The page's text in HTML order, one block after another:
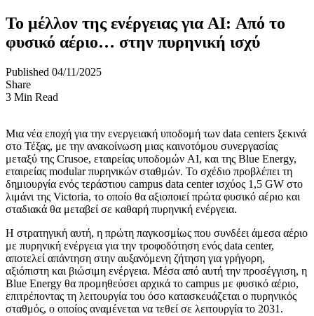
Το μέλλον της ενέργειας για AI: Από το
φυσικό αέριο… στην πυρηνική ισχύ
Published 04/11/2025
Share
3 Min Read
Μια νέα εποχή για την ενεργειακή υποδομή των data centers ξεκινά
στο Τέξας, με την ανακοίνωση μιας καινοτόμου συνεργασίας
μεταξύ της Crusoe, εταιρείας υποδομών AI, και της Blue Energy,
εταιρείας modular πυρηνικών σταθμών. Το σχέδιο προβλέπει τη
δημιουργία ενός τεράστιου campus data center ισχύος 1,5 GW στο
λιμάνι της Victoria, το οποίο θα αξιοποιεί πρώτα φυσικό αέριο και
σταδιακά θα μεταβεί σε καθαρή πυρηνική ενέργεια.
Η στρατηγική αυτή, η πρώτη παγκοσμίως που συνδέει άμεσα αέριο
με πυρηνική ενέργεια για την τροφοδότηση ενός data center,
αποτελεί απάντηση στην αυξανόμενη ζήτηση για γρήγορη,
αξιόπιστη και βιώσιμη ενέργεια. Μέσα από αυτή την προσέγγιση, η
Blue Energy θα προμηθεύσει αρχικά το campus με φυσικό αέριο,
επιτρέποντας τη λειτουργία του όσο κατασκευάζεται ο πυρηνικός
σταθμός, ο οποίος αναμένεται να τεθεί σε λειτουργία το 2031.